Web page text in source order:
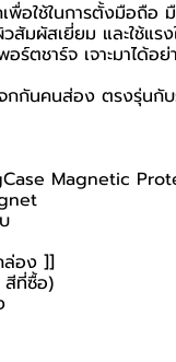
พื่อใช้ในการตั้งมือถือ
มผัสเยี่ยม และใช้แร
ร์ตชาร์จ เจาะมาได้
กันคนส่อง ตรงรุ่นกับ
Magnetic
ล่อง ]]
สีที่ซื้อ)